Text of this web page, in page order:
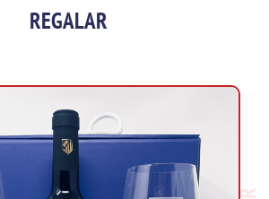
REGALAR